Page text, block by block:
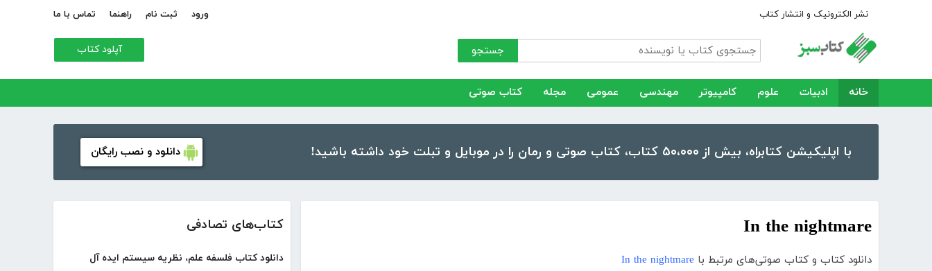
نشر الکترونیک و انتشار کتاب ورود ثبت نام راهنما تماس با ما
جستجو آپلود کتاب
خانه ادبیات علوم کامپیوتر مهندسی عمومی مجله کتاب صوتی
با اپلیکیشن کتابراه، بیش از ۵۰،۰۰۰ کتاب، کتاب صوتی و رمان را در موبایل و تبلت خود داشته باشید! دانلود و نصب رایگان
کتاب‌های تصادفی
دانلود کتاب فلسفه علم، نظریه سیستم ایده آل
In the nightmare
دانلود کتاب و کتاب صوتی‌های مرتبط با In the nightmare